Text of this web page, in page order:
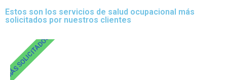
Estos son los servicios de salud ocupacional más
solicitados por nuestros clientes
MÁS SOLICITADOS